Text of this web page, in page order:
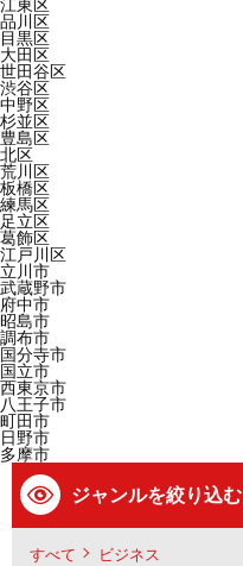
江東区
品川区
目黒区
大田区
世田谷区
渋谷区
中野区
杉並区
豊島区
北区
荒川区
板橋区
練馬区
足立区
葛飾区
江戸川区
立川市
武蔵野市
府中市
昭島市
調布市
国分寺市
国立市
西東京市
八王子市
町田市
日野市
多摩市
ジャンルを絞り込む
すべて ビジネス